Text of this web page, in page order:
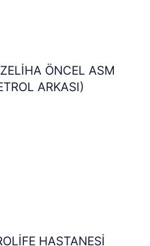
ÖNCEL ASM
ARKASI)
HASTANESİ